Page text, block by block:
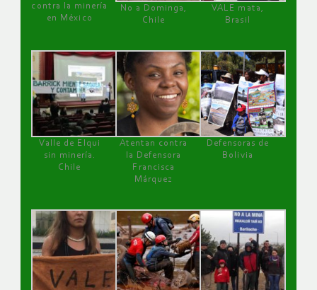
contra la minería
en México
No a Dominga,
Chile
VALE mata,
Brasil
Valle de Elqui
sin minería.
Chile
Atentan contra
la Defensora
Francisca
Márquez
Defensoras de
Bolivia